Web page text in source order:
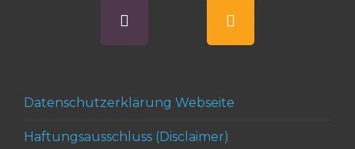
Datenschutzerklärung Webseite
Haftungsausschluss (Disclaimer)